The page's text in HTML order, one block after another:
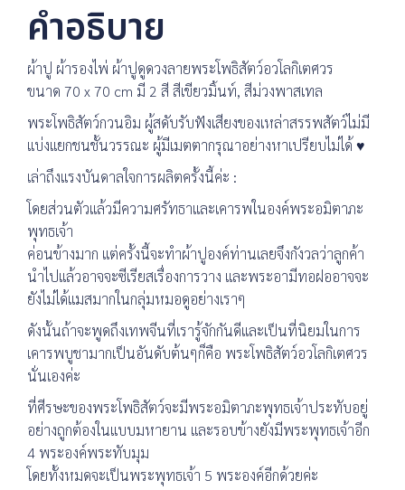
คำอธิบาย
ผ้าปู ผ้ารองไพ่ ผ้าปูดูดวงลายพระโพธิสัตว์อวโลกิเตศวร
ขนาด 70 x 70 cm มี 2 สี สีเขียวมิ้นท์, สีม่วงพาสเทล
พระโพธิสัตว์กวนอิม ผู้สดับรับฟังเสียงของเหล่าสรรพสัตว์ไม่มี
แบ่งแยกชนชั้นวรรณะ ผู้มีเมตตากรุณาอย่างหาเปรียบไม่ได้ ♥
เล่าถึงแรงบันดาลใจการผลิตครั้งนี้ค่ะ :
โดยส่วนตัวแล้วมีความศรัทธาและเคารพในองค์พระอมิตาภะ
พุทธเจ้า
ค่อนข้างมาก แต่ครั้งนี้จะทำผ้าปูองค์ท่านเลยจึงกังวลว่าลูกค้า
นำไปแล้วอาจจะซีเรียสเรื่องการวาง และพระอามีทอฝออาจจะ
ยังไม่ได้แมสมากในกลุ่มหมอดูอย่างเราๆ
ดังนั้นถ้าจะพูดถึงเทพจีนที่เรารู้จักกันดีและเป็นที่นิยมในการ
เคารพบูชามากเป็นอันดับต้นๆก็คือ พระโพธิสัตว์อวโลกิเตศวร
นั่นเองค่ะ
ที่ศีรษะของพระโพธิสัตว์จะมีพระอมิตาภะพุทธเจ้าประทับอยู่
อย่างถูกต้องในแบบมหายาน และรอบข้างยังมีพระพุทธเจ้าอีก
4 พระองค์พระทับมุม
โดยทั้งหมดจะเป็นพระพุทธเจ้า 5 พระองค์อีกด้วยค่ะ